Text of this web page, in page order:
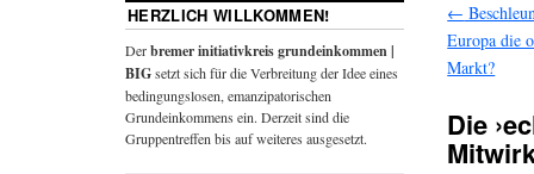
←
Europa die
Markt?
Die
HERZLICH WILLKOMMEN!
Derbremer initiativkreis grundeinkommen |
BIGsetzt sich für die Verbreitung der Idee eines
bedingungslosen, emanzipatorischen
Grundeinkommens ein. Derzeit sind die
Gruppentreffen bis auf weiteres ausgesetzt.